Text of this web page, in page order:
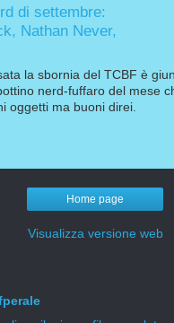
di settembre:
Nathan Never,
la sbornia del TCBF è
nerd-fuffaro del mese
oggetti ma buoni direi.
Home page
Visualizza versione web